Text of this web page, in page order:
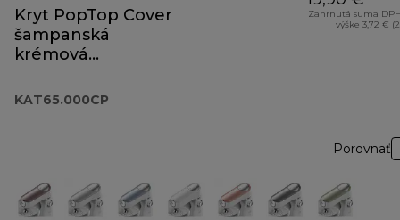
Kryt PopTop Cover
šampanská
krémová
KAT65.000CP
Zahrnutá suma
výške 3,72 €
Porovnať